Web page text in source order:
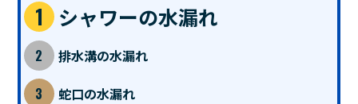
シャワーの水漏れ
排水溝の水漏れ
蛇口の水漏れ